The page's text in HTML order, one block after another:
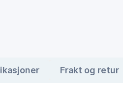
Frakt og retur